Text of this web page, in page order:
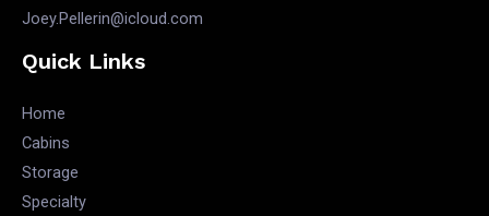
Joey.Pellerin@icloud.com
Quick Links
Home
Cabins
Storage
Specialty